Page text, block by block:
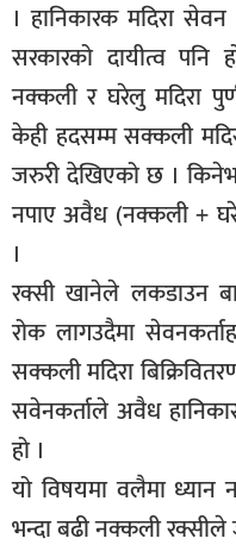
। हानिकारक मदिरा सेवन
सरकारको दायीत्व पनि
नक्कली र घरेलु मदिरा
केही हदसम्म सक्कली
जरुरी देखिएको छ ।
नपाए अवैध ‍(नक्कली +
।
रक्सी खानेले लकडाउन
रोक लागउदैमा
सक्कली मदिरा
सवेनकर्ताले अवैध
हो ।
यो विषयमा वलैमा ध्यान
भन्दा बढी नक्कली